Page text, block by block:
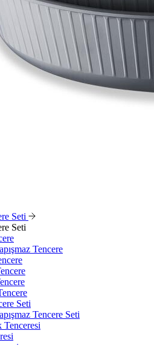
Seti
Seti
Tencere
Seti
Tencere Seti
Tenceresi